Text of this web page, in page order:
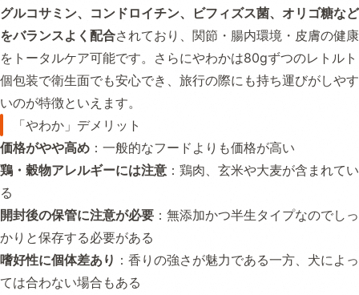
グルコサミン、コンドロイチン、ビフィズス菌、オリゴ糖など
をバランスよく配合されており、関節・腸内環境・皮膚の健康
をトータルケア可能です。さらにやわかは80gずつのレトルト
個包装で衛生面でも安心でき、旅行の際にも持ち運びがしやす
いのが特徴といえます。
「やわか」デメリット
価格がやや高め ：一般的なフードよりも価格が高い
鶏・穀物アレルギーには注意 ：鶏肉、玄米や大麦が含まれてい
る
開封後の保管に注意が必要 ：無添加かつ半生タイプなのでしっ
かりと保存する必要がある
嗜好性に個体差あり ：香りの強さが魅力である一方、犬によっ
ては合わない場合もある